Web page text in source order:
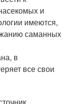
и
имеются,
саманных
в
все свои